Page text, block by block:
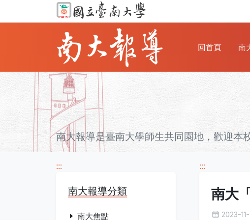
回首頁 南
南大報導是臺南大學師生共同園地，歡迎本
:::
南大
2023-11-
:::
南大報導分類
南大焦點